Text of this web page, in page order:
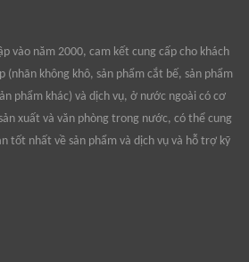
vào năm 2000, cam kết cung cấp cho khách
(nhãn không khô, sản phẩm cắt bế, sản phẩm
phẩm khác) và dịch vụ, ở nước ngoài có cơ
xuất và văn phòng trong nước, có thể cung
tốt nhất về sản phẩm và dịch vụ và hỗ trợ kỹ